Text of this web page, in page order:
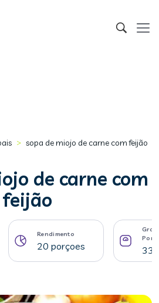
> sopa de miojo de carne com feijão
de carne com
feijão
Rendimento
20 porçoes 33